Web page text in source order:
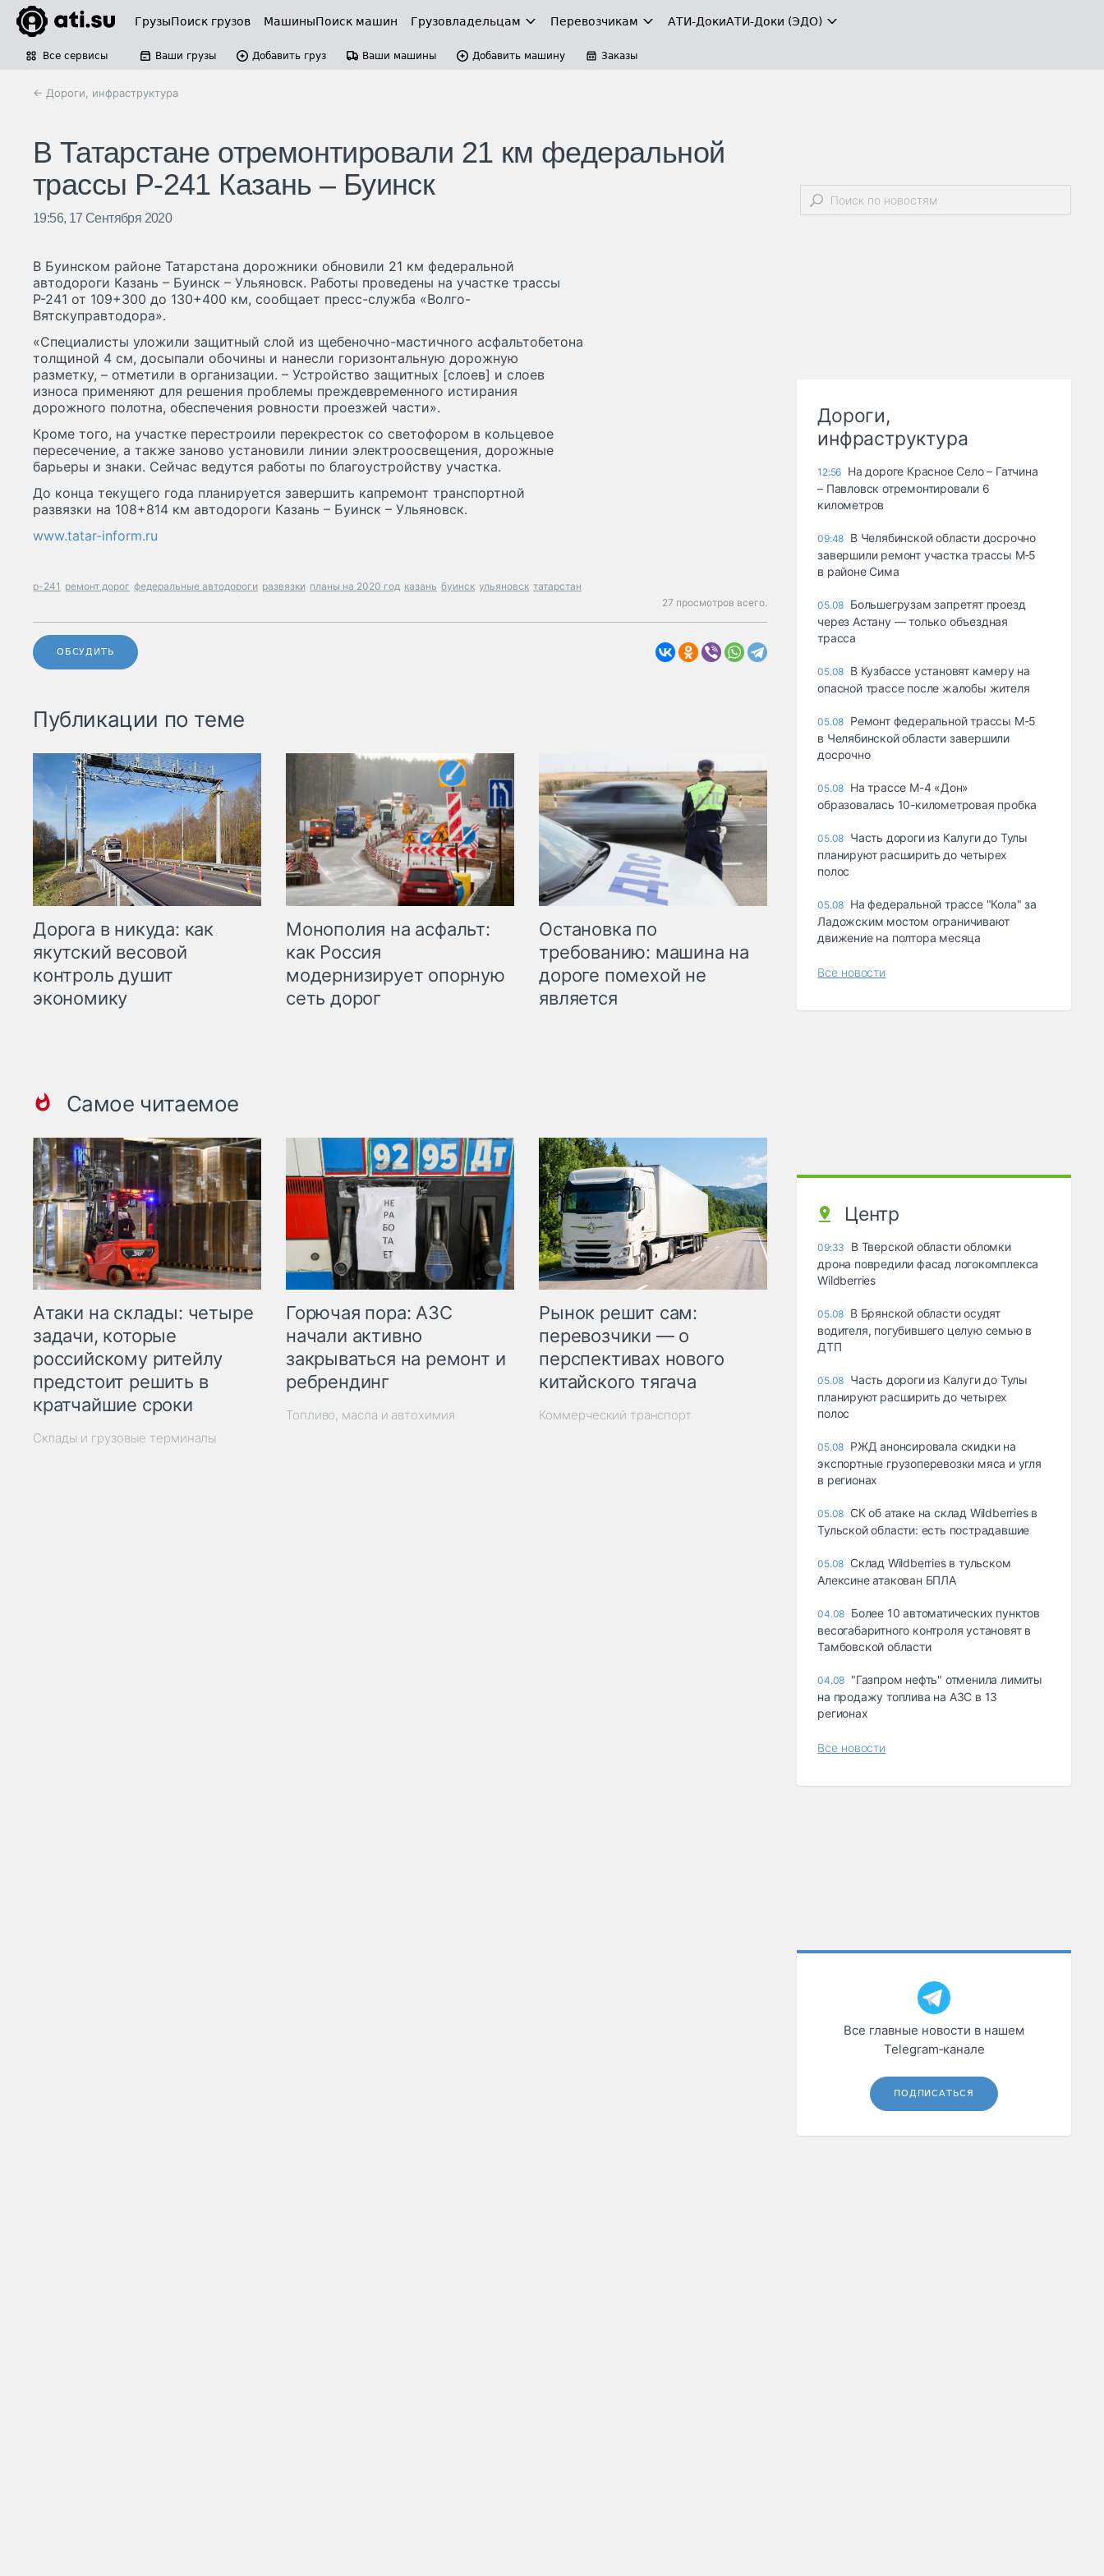
ГрузыПоиск грузов МашиныПоиск машин Грузовладельцам Перевозчикам АТИ-ДокиАТИ-Доки (ЭДО)
Все сервисы Ваши грузы Добавить груз Ваши машины Добавить машину Заказы
← Дороги, инфраструктура
В Татарстане отремонтировали 21 км федеральной
трассы Р-241 Казань – Буинск
19:56, 17 Сентября 2020
В Буинском районе Татарстана дорожники обновили 21 км федеральной
автодороги Казань – Буинск – Ульяновск. Работы проведены на участке трассы
Р-241 от 109+300 до 130+400 км, сообщает пресс-служба «Волго-
Вятскуправтодора».
«Специалисты уложили защитный слой из щебеночно-мастичного асфальтобетона
толщиной 4 см, досыпали обочины и нанесли горизонтальную дорожную
разметку, – отметили в организации. – Устройство защитных [слоев] и слоев
износа применяют для решения проблемы преждевременного истирания
дорожного полотна, обеспечения ровности проезжей части».
Кроме того, на участке перестроили перекресток со светофором в кольцевое
пересечение, а также заново установили линии электроосвещения, дорожные
барьеры и знаки. Сейчас ведутся работы по благоустройству участка.
До конца текущего года планируется завершить капремонт транспортной
развязки на 108+814 км автодороги Казань – Буинск – Ульяновск.
www.tatar-inform.ru
р-241 ремонт дорог федеральные автодороги развязки планы на 2020 год казань буинск ульяновск татарстан
27 просмотров всего.
ОБСУДИТЬ
Публикации по теме
Дорога в никуда: как
якутский весовой
контроль душит
экономику
Монополия на асфальт:
как Россия
модернизирует опорную
сеть дорог
Остановка по
требованию: машина на
дороге помехой не
является
Самое читаемое
Атаки на склады: четыре
задачи, которые
российскому ритейлу
предстоит решить в
кратчайшие сроки
Склады и грузовые терминалы
Горючая пора: АЗС
начали активно
закрываться на ремонт и
ребрендинг
Топливо, масла и автохимия
Рынок решит сам:
перевозчики — о
перспективах нового
китайского тягача
Коммерческий транспорт
Дороги,
инфраструктура
12:56 На дороге Красное Село – Гатчина
– Павловск отремонтировали 6
километров
09:48 В Челябинской области досрочно
завершили ремонт участка трассы М‑5
в районе Сима
05.08 Большегрузам запретят проезд
через Астану — только объездная
трасса
05.08 В Кузбассе установят камеру на
опасной трассе после жалобы жителя
05.08 Ремонт федеральной трассы М-5
в Челябинской области завершили
досрочно
05.08 На трассе М-4 «Дон»
образовалась 10-километровая пробка
05.08 Часть дороги из Калуги до Тулы
планируют расширить до четырех
полос
05.08 На федеральной трассе "Кола" за
Ладожским мостом ограничивают
движение на полтора месяца
Все новости
Центр
09:33
В Тверской области обломки
дрона повредили фасад логокомплекса
Wildberries
05.08 В Брянской области осудят
водителя, погубившего целую семью в
ДТП
05.08 Часть дороги из Калуги до Тулы
планируют расширить до четырех
полос
05.08 РЖД анонсировала скидки на
экспортные грузоперевозки мяса и угля
в регионах
05.08 СК об атаке на склад Wildberries в
Тульской области: есть пострадавшие
05.08 Склад Wildberries в тульском
Алексине атакован БПЛА
04.08 Более 10 автоматических пунктов
весогабаритного контроля установят в
Тамбовской области
04.08 "Газпром нефть" отменила лимиты
на продажу топлива на АЗС в 13
регионах
Все новости
Все главные новости в нашем
Telegram‑канале
ПОДПИСАТЬСЯ